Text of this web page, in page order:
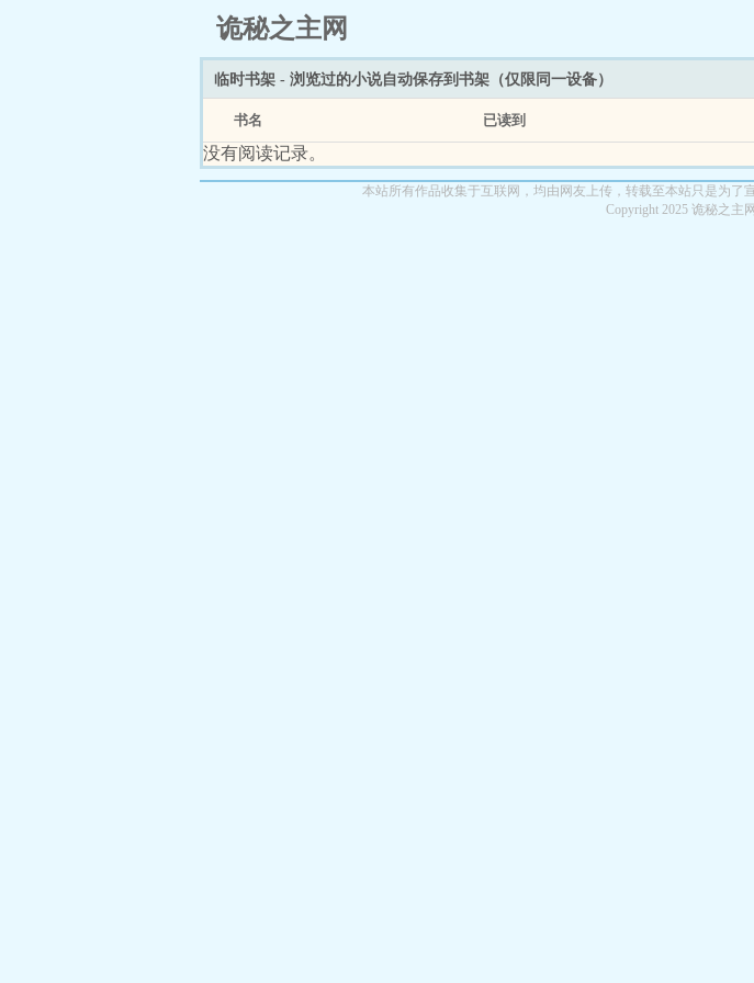
诡秘之主网
临时书架 - 浏览过的小说自动保存到书架（仅限同一设备）
书名 已读到
没有阅读记录。
本站所有作品收集于互联网，均由网友上传，转载至本站只是为了
Copyright 2025 诡秘之主